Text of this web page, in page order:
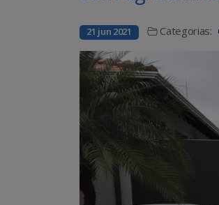
21 jun 2021 Categorias: